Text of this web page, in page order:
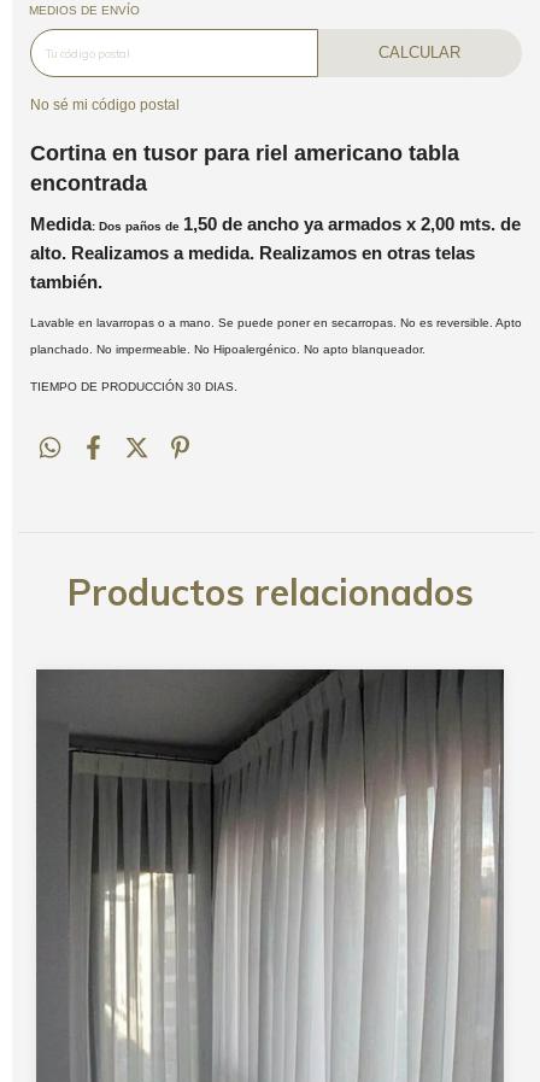
MEDIOS DE ENVÍO
CALCULAR
No sé mi código postal
Cortina en tusor para riel americano tabla
encontrada
Medida: Dos paños de 1,50 de ancho ya armados x 2,00 mts. de
alto. Realizamos a medida. Realizamos en otras telas
también.
Lavable en lavarropas o a mano. Se puede poner en secarropas. No es reversible. Apto
planchado. No impermeable. No Hipoalergénico. No apto blanqueador.
TIEMPO DE PRODUCCIÓN 30 DIAS.
Productos relacionados